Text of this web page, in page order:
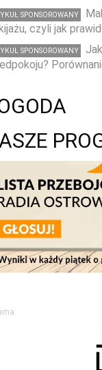
SPONSOROWANY
czyli jak
SPONSOROWANY